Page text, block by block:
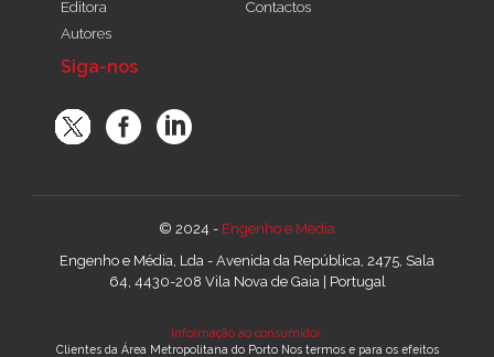
Editora
Autores
Contactos
Siga-nos
© 2024 - Engenho e Média
Engenho e Média, Lda - Avenida da República, 2475, Sala
64, 4430-208 Vila Nova de Gaia | Portugal
Informação ao consumidor:
Clientes da Área Metropolitana do Porto Nos termos e para os efeitos